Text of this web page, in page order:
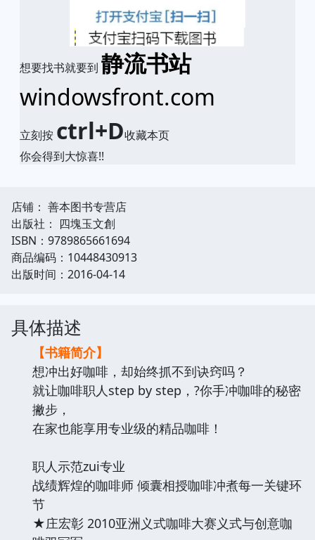
想要找书就要到 静流书站
windowsfront.com
立刻按 ctrl+D收藏本页
你会得到大惊喜!!
店铺： 善本图书专营店
出版社： 四塊玉文創
ISBN：9789865661694
商品编码：10448430913
出版时间：2016-04-14
具体描述
【书籍简介】
想冲出好咖啡，却始终抓不到诀窍吗？
就让咖啡职人step by step，?你手冲咖啡的秘密
撇步，
在家也能享用专业级的精品咖啡！
职人示范zui专业
战绩辉煌的咖啡师 倾囊相授咖啡冲煮每一关键环
节
★庄宏彰 2010亚洲义式咖啡大赛义式与创意咖